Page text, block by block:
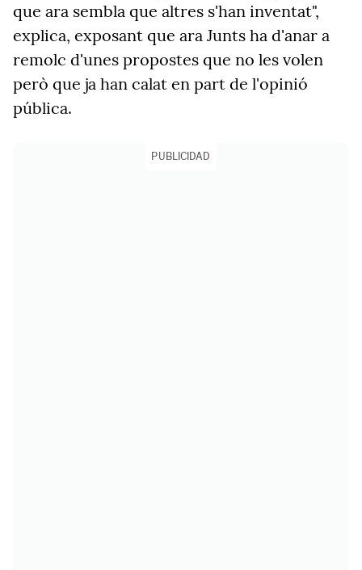
que ara sembla que altres s'han inventat",
explica, exposant que ara Junts ha d'anar a
remolc d'unes propostes que no les volen
però que ja han calat en part de l'opinió
pública.
PUBLICIDAD